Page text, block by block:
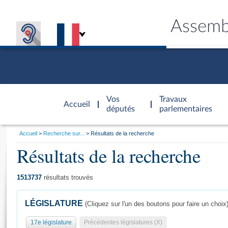
Accueil
d'accueil
Vos
députés
Travaux
parlementaires
Général
Vous
Accueil Recherche sur... Résultats de la recherche
Résultats de la recherche
1513737 résultats trouvés
LÉGISLATURE (Cliquez sur l'un des boutons pour faire un choix)
17e législature Précédentes législatures (X)